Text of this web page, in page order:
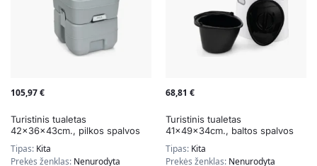
105,97€
Turistinis tualetas
42x36x43cm., pilkos spalvos
Tipas: Kita
Prekės ženklas: Nenurodyta
68,81 €
Turistinis tualetas
41x49x34cm., baltos spalvos
Tipas: Kita
Prekės ženklas: Nenurodyta